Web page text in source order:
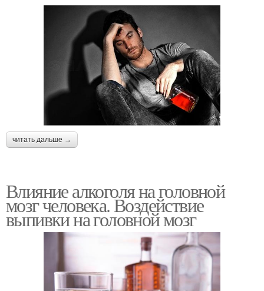
читать дальше →
Влияние алкоголя на головной
мозг человека. Воздействие
выпивки на головной мозг